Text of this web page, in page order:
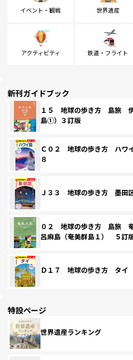
イベント・観戦 世界遺産
アクティビティ 鉄道・フライト
新刊ガイドブック
１５ 地球の歩き方 島旅
島①）３訂版
Ｃ０２ 地球の歩き方 ハワ
８
Ｊ３３ 地球の歩き方 墨田
０２ 地球の歩き方 島旅
呂麻島（奄美群島１） ５訂
Ｄ１７ 地球の歩き方 タイ
特設ページ
世界遺産ランキング